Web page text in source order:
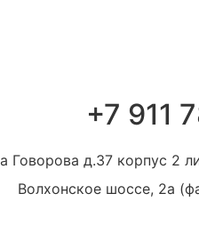
+7 911
Говорова д.37 корпус 2
Волхонское шоссе, 2а